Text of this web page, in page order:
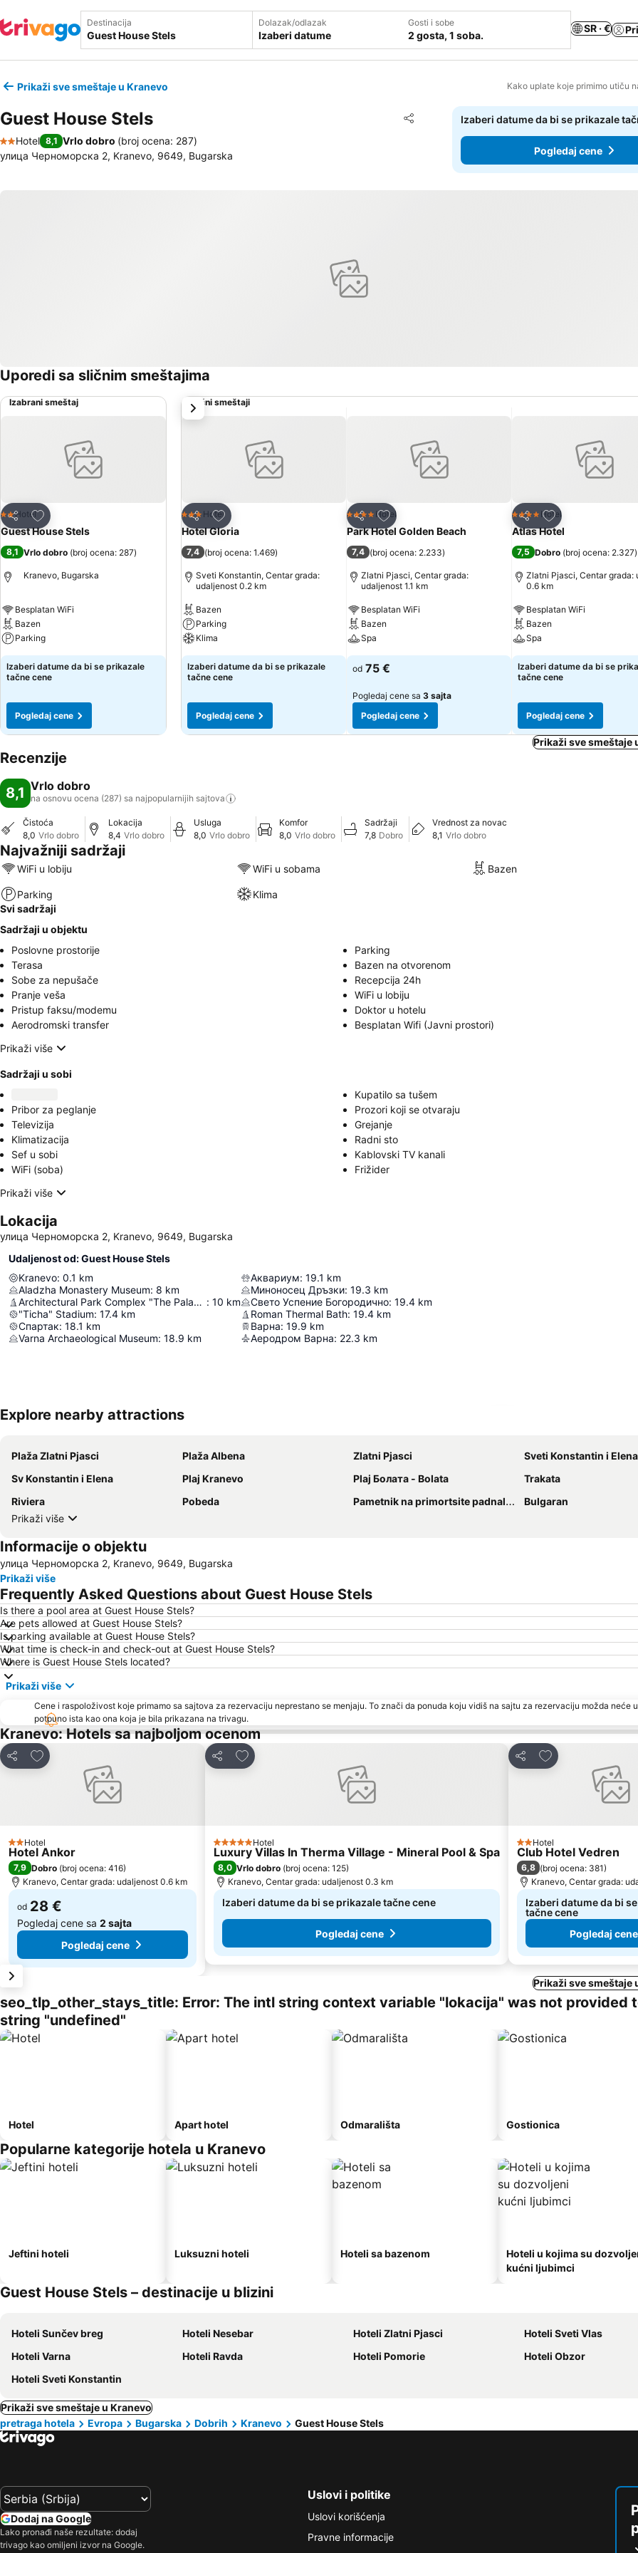
Destinacija Dolazak/odlazak
Izaberi datume
Gosti i sobe
2 gosta, 1 soba.
SR · €
Prikaži sve smeštaje u Kranevo Kako uplate koje primimo utiču
Guest House Stels Deli
Dodati u favorite
2 Zvezdice
Hotel 8,1 Vrlo dobro (broj ocena: 287)
улица Черноморска 2, Kranevo, 9649, Bugarska
Izaberi datume da bi se prikazale
Pogledaj cene
Uporedi sa sličnim smeštajima
Izabrani smeštaj
Deli
Dodati u favorite
2 Zvezdice
Hotel
Guest House Stels
8,1 Vrlo dobro (broj ocena: 287)
Kranevo, Bugarska
Besplatan WiFi
Bazen
Parking
Izaberi datume da bi se prikazale
tačne cene
Pogledaj cene
Slični smeštaji
Deli
Dodati u favorite
3 Zvezdice
Hotel
Hotel Gloria
7,4 (broj ocena: 1.469)
Sveti Konstantin, Centar grada:
udaljenost 0.2 km
Bazen
Parking
Klima
Izaberi datume da bi se prikazale
tačne cene
Pogledaj cene
Deli
Dodati u favorite
4 Zvezdice
Hotel
Park Hotel Golden Beach
7,4 (broj ocena: 2.233)
Zlatni Pjasci, Centar grada:
udaljenost 1.1 km
Besplatan WiFi
Bazen
Spa
od 75 €
Pogledaj cene sa 3 sajta
Pogledaj cene
Deli
Dodati u favorite
4 Zvezdice
Hotel
Atlas Hotel
7,5 Dobro (broj ocena: 2.327)
Zlatni Pjasci, Centar grada:
0.6 km
Besplatan WiFi
Bazen
Spa
Izaberi datume da bi se
tačne cene
Pogledaj cene
sledeće
Prikaži sve smeštaje
Recenzije
8,1 Vrlo dobro
na osnovu ocena (287) sa najpopularnijih sajtova
Čistoća
8,0 Vrlo dobro
Lokacija
8,4 Vrlo dobro
Usluga
8,0 Vrlo dobro
Komfor
8,0 Vrlo dobro
Sadržaji
7,8 Dobro
Vrednost za novac
8,1 Vrlo dobro
Najvažniji sadržaji
WiFi u lobiju WiFi u sobama Bazen
Parking
Klima
Svi sadržaji
Sadržaji u objektu
Poslovne prostorije
Parking
Terasa
Bazen na otvorenom
Sobe za nepušače
Recepcija 24h
Pranje veša
WiFi u lobiju
Pristup faksu/modemu
Doktor u hotelu
Aerodromski transfer
Besplatan Wifi (Javni prostori)
Prikaži više
Sadržaji u sobi
Kupatilo sa tušem
Pribor za peglanje
Prozori koji se otvaraju
Televizija
Grejanje
Klimatizacija
Radni sto
Sef u sobi
Kablovski TV kanali
WiFi (soba)
Frižider
Prikaži više
Lokacija
улица Черноморска 2, Kranevo, 9649, Bugarska
Udaljenost od: Guest House Stels
Kranevo: 0.1 km
Aladzha Monastery Museum: 8 km
Architectural Park Complex "The Palace" : 10 km
"Ticha" Stadium: 17.4 km
Спартак: 18.1 km
Varna Archaeological Museum: 18.9 km
Аквариум: 19.1 km
Миноносец Дръзки: 19.3 km
Свето Успение Богородично: 19.4 km
Roman Thermal Bath: 19.4 km
Варна: 19.9 km
Аеродром Варна: 22.3 km
Explore nearby attractions
Plaža Zlatni Pjasci Plaža Albena Zlatni Pjasci
Sveti Konstantin i Elena
Sv Konstantin i Elena
Plaj Kranevo Plaj Болата - Bolata
Trakata
Riviera
Pobeda Pametnik na primortsite padnali v Srabsko-balgarskata voyna
Bulgaran
Prikaži više
Informacije o objektu
улица Черноморска 2, Kranevo, 9649, Bugarska
Prikaži više
Frequently Asked Questions about Guest House Stels
Is there a pool area at Guest House Stels?
Are pets allowed at Guest House Stels?
Is parking available at Guest House Stels?
What time is check-in and check-out at Guest House Stels?
Where is Guest House Stels located?
Prikaži više
Cene i raspoloživost koje primamo sa sajtova za rezervaciju neprestano se menjaju. To znači da ponuda koju vidiš na sajtu za rezervaciju možda neće
potpuno ista kao ona koja je bila prikazana na trivagu.
Kranevo: Hotels sa najboljom ocenom
Deli
Dodati u favorite
2 Zvezdice
Hotel
Hotel Ankor
7,9 Dobro (broj ocena: 416)
Kranevo, Centar grada: udaljenost 0.6 km
od 28 €
Pogledaj cene sa 2 sajta
Pogledaj cene
Deli
Dodati u favorite
5 Zvezdice
Hotel
Luxury Villas In Therma Village - Mineral Pool & Spa
8,0 Vrlo dobro (broj ocena: 125)
Kranevo, Centar grada: udaljenost 0.3 km
Izaberi datume da bi se prikazale tačne cene
Pogledaj cene
Deli
Dodati u favorite
2 Zvezdice
Hotel
Club Hotel Vedren
6,8 (broj ocena: 381)
Kranevo, Centar grada:
Izaberi datume da bi
tačne cene
Pogledaj cene
Prikaži sve smeštaje
seo_tlp_other_stays_title: Error: The intl string context variable "lokacija" was not provided
string "undefined"
Hotel Apart hotel Odmarališta Gostionica
Popularne kategorije hotela u Kranevo
Jeftini hoteli Luksuzni hoteli Hoteli sa bazenom
Hoteli u kojima su
kućni ljubimci
Guest House Stels – destinacije u blizini
Hoteli Sunčev breg Hoteli Nesebar Hoteli Zlatni Pjasci
Hoteli Sveti Vlas
Hoteli Varna
Hoteli Ravda Hoteli Pomorie
Hoteli Obzor
Hoteli Sveti Konstantin
Prikaži sve smeštaje u Kranevo
pretraga hotela
Evropa Bugarska Dobrih Kranevo Guest House Stels
Dodaj na Google
Lako pronađi naše rezultate: dodaj
trivago kao omiljeni izvor na Google.
Uslovi i politike
Uslovi korišćenja
Pravne informacije